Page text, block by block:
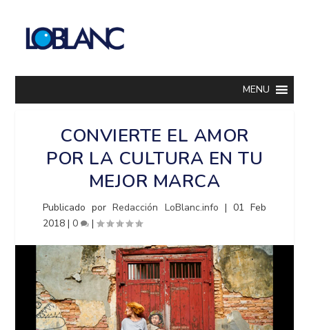
MENU
CONVIERTE EL AMOR
POR LA CULTURA EN TU
MEJOR MARCA
Publicado porRedacción LoBlanc.info | 01 Feb
2018 |0 |